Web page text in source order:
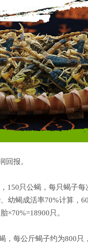
回报。
150只公蝎，每只蝎子每
幼蝎成活率70%计算，
×70%=18900只。
，每公斤蝎子约为800只